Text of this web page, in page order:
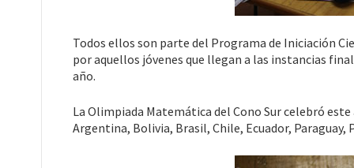
Todos ellos son parte del Programa de Iniciación
por aquellos jóvenes que llegan a las instancias
año.
La Olimpiada Matemática del Cono Sur celebró
Argentina, Bolivia, Brasil, Chile, Ecuador, Paraguay,